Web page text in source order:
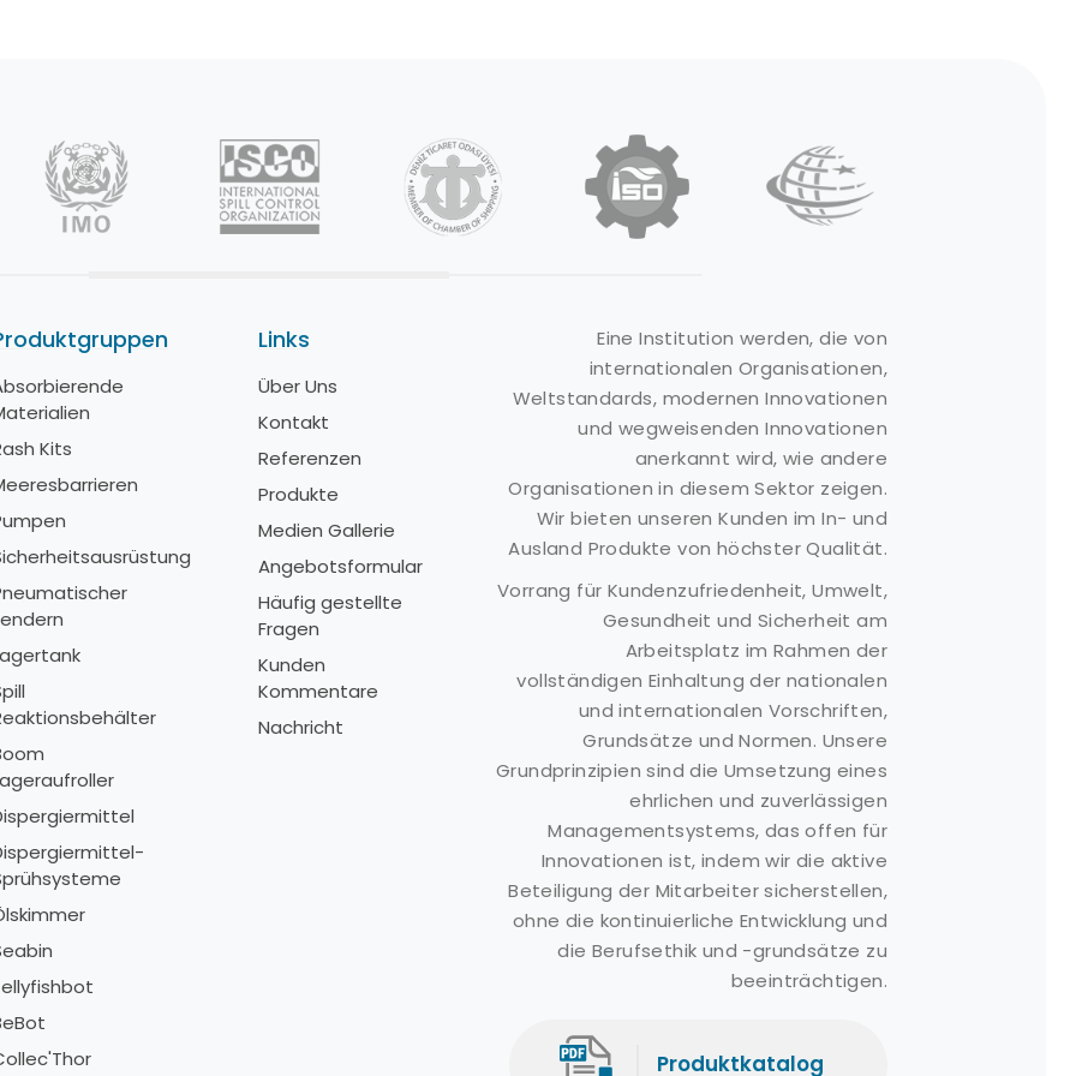
Kits
Links
Über Uns
Kontakt
Referenzen
Produkte
Medien Gallerie
Angebotsformular
Häufig gestellte
Fragen
Kunden
Kommentare
Nachricht
Produktgruppen
Absorbierende
Materialien
Meeresbarrieren
Pumpen
Sicherheitsausrüstung
Pneumatischer
Spill
Reaktionsbehälter
Lageraufroller
Dispergiermittel
Dispergiermittel-
Sprühsysteme
Ölskimmer
Seabin
Collec'Thor
Links
Über Uns
Kontakt
Referenzen
Produkte
Medien Gallerie
Angebotsformular
Häufig gestellte
Fragen
Kunden
Kommentare
Eine Institution werden, die von
internationalen Organisationen,
Weltstandards, modernen Innovationen
und wegweisenden Innovationen
anerkannt wird, wie andere
Organisationen in diesem Sektor zeigen.
Wir bieten unseren Kunden im In- und
Ausland Produkte von höchster Qualität.
Vorrang für Kundenzufriedenheit, Umwelt,
Gesundheit und Sicherheit am
Arbeitsplatz im Rahmen der
vollständigen Einhaltung der nationalen
und internationalen Vorschriften,
Grundsätze und Normen. Unsere
Grundprinzipien sind die Umsetzung eines
ehrlichen und zuverlässigen
Managementsystems, das offen für
Innovationen ist, indem wir die aktive
Beteiligung der Mitarbeiter sicherstellen,
ohne die kontinuierliche Entwicklung und
die Berufsethik und -grundsätze zu
beeinträchtigen.
Produktkatalog